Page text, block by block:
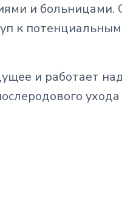
и больницами.
к потенциальным
и работает
ухода